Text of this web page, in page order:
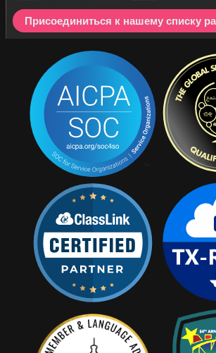
Присоединиться к нашему списку